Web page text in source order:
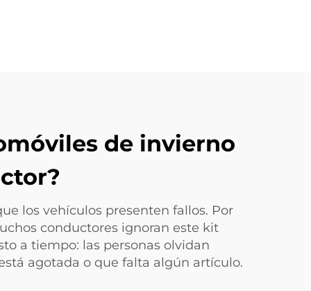
de invierno
los vehículos presenten fallos. Por
conductores ignoran este kit
a tiempo: las personas olvidan
agotada o que falta algún artículo.